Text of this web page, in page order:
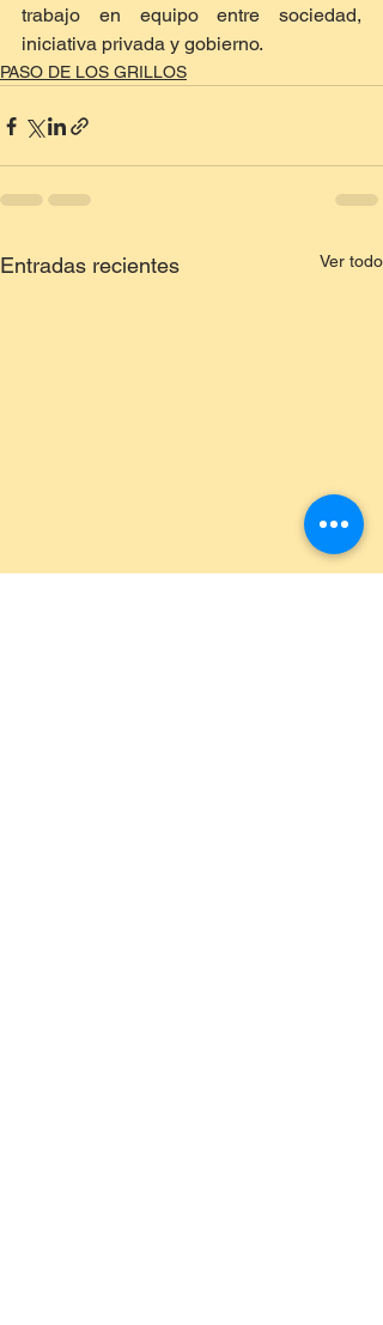
trabajo en equipo entre sociedad,
iniciativa privada y gobierno.
PASO DE LOS GRILLOS
Entradas recientes Ver todo